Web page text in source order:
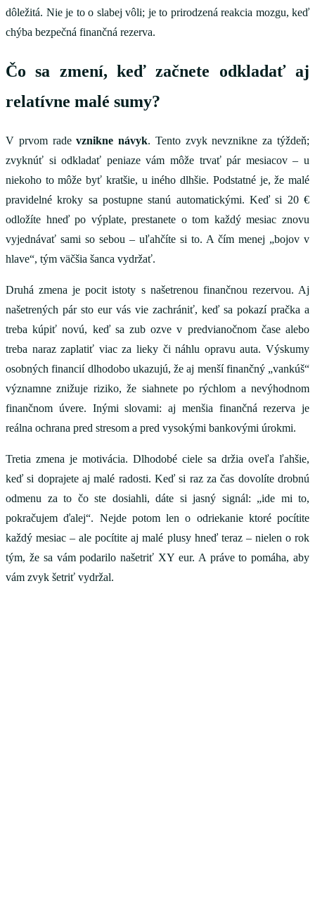
dôležitá. Nie je to o slabej vôli; je to prirodzená reakcia mozgu, keď
chýba bezpečná finančná rezerva.
Čo sa zmení, keď začnete odkladať aj
relatívne malé sumy?
V prvom radevznikne návyk. Tento zvyk nevznikne za týždeň;
zvyknúť si odkladať peniaze vám môže trvať pár mesiacov – u
niekoho to môže byť kratšie, u iného dlhšie. Podstatné je, že malé
pravidelné kroky sa postupne stanú automatickými. Keď si 20 €
odložíte hneď po výplate, prestanete o tom každý mesiac znovu
vyjednávať sami so sebou – uľahčíte si to. A čím menej „bojov v
hlave“, tým väčšia šanca vydržať.
Druhá zmena je pocit istoty s našetrenou finančnou rezervou. Aj
našetrených pár sto eur vás vie zachrániť, keď sa pokazí pračka a
treba kúpiť novú, keď sa zub ozve v predvianočnom čase alebo
treba naraz zaplatiť viac za lieky či náhlu opravu auta. Výskumy
osobných financií dlhodobo ukazujú, že aj menší finančný „vankúš“
významne znižuje riziko, že siahnete po rýchlom a nevýhodnom
finančnom úvere. Inými slovami: aj menšia finančná rezerva je
reálna ochrana pred stresom a pred vysokými bankovými úrokmi.
Tretia zmena je motivácia. Dlhodobé ciele sa držia oveľa ľahšie,
keď si doprajete aj malé radosti. Keď si raz za čas dovolíte drobnú
odmenu za to čo ste dosiahli, dáte si jasný signál: „ide mi to,
pokračujem ďalej“. Nejde potom len o odriekanie ktoré pocítite
každý mesiac – ale pocítite aj malé plusy hneď teraz – nielen o rok
tým, že sa vám podarilo našetriť XY eur. A práve to pomáha, aby
vám zvyk šetriť vydržal.